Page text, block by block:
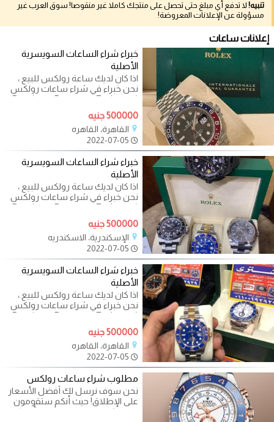
تنبيه! لا تدفع أي مبلغ حتى تحصل على منتجك كاملا غير منقوصا! سوق العرب غير
مسؤولة عن الإعلانات المعروضة!
إعلانات ساعات
خبراء شراء الساعات السويسرية
الأصلية
اذا كان لديك ساعة رولكس للبيع ،
نحن خبراء في شراء ساعات رولكس
(Datejust - Daytona - Explorer -
Cellini - GMT Master 2-غواصة
500000 جنيه
القاهرة، القاهره
خبراء شراء الساعات السويسرية
الأصلية
اذا كان لديك ساعة رولكس للبيع ،
نحن خبراء في شراء ساعات رولكس
(Datejust - Daytona - Explorer -
Cellini - GMT Master 2-غواصة
500000 جنيه
الإسكندرية، الاسكندريه
خبراء شراء الساعات السويسرية
الأصلية
اذا كان لديك ساعة رولكس للبيع ،
نحن خبراء في شراء ساعات رولكس
(Datejust - Daytona - Explorer -
Cellini - GMT Master 2-غواصة
500000 جنيه
القاهرة، القاهره
مطلوب شراء ساعات رولكس
نحن سوف نرسل لك أفضل الأسعار
على الإطلاق! حيث أنكم ستقومون
ببيع وشراء من خلال فروعنا أو مكاتبنا